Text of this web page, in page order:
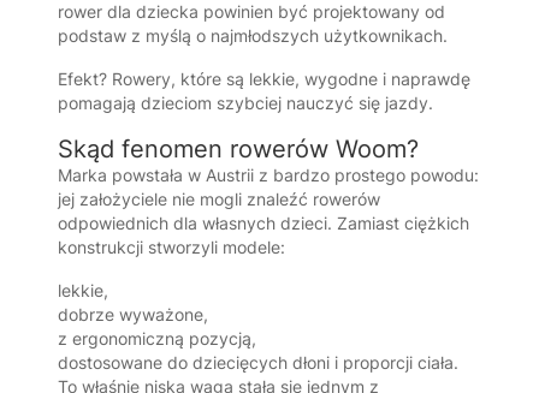
rower dla dziecka powinien być projektowany od
podstaw z myślą o najmłodszych użytkownikach.
Efekt? Rowery, które są lekkie, wygodne i naprawdę
pomagają dzieciom szybciej nauczyć się jazdy.
Skąd fenomen rowerów Woom?
Marka powstała w Austrii z bardzo prostego powodu:
jej założyciele nie mogli znaleźć rowerów
odpowiednich dla własnych dzieci. Zamiast ciężkich
konstrukcji stworzyli modele:
lekkie,
dobrze wyważone,
z ergonomiczną pozycją,
dostosowane do dziecięcych dłoni i proporcji ciała.
To właśnie niska waga stała się jednym z